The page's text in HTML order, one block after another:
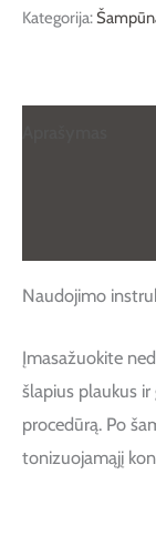
Kategorija:
Naudojimo
Įmasažuokite
šlapius plaukus ir
procedūrą. Po
tonizuojamąjį